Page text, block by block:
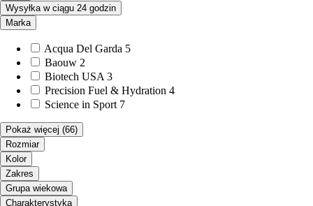
Wysyłka w ciągu 24 godzin
Marka
Acqua Del Garda 5
Baouw 2
Biotech USA 3
Precision Fuel & Hydration 4
Science in Sport 7
Pokaż więcej (66)
Rozmiar
Kolor
Zakres
Grupa wiekowa
Charakterystyka